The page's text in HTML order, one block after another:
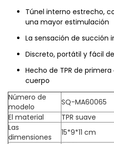
Túnel interno estrecho,
una mayor estimulación
La sensación de succión
Discreto, portátil y fácil
Hecho de TPR de
cuerpo
Número de
modelo
SQ-MA60065
El material
TPR suave
Las
dimensiones
15*9*11 cm